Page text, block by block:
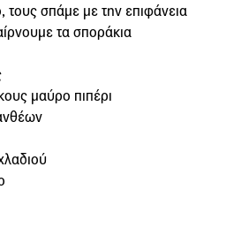
σπάμε με την επιφάνεια
τα σποράκια
μαύρο πιπέρι